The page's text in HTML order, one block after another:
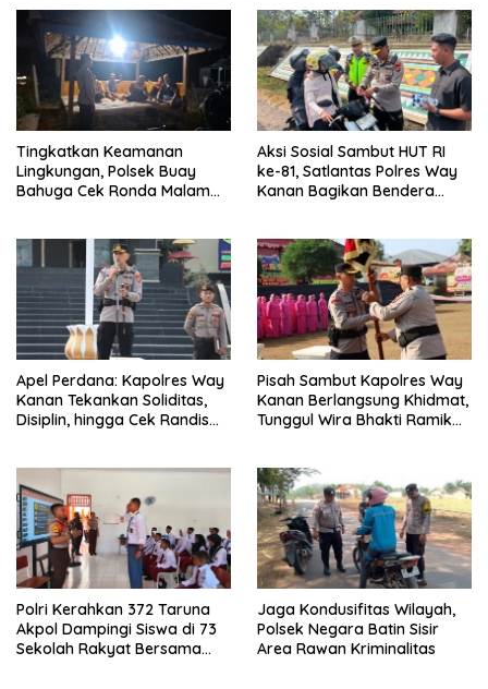
Tingkatkan Keamanan
Lingkungan, Polsek Buay
Bahuga Cek Ronda Malam
Aksi Sosial Sambut HUT RI
ke-81, Satlantas Polres Way
Kanan Bagikan Bendera
Apel Perdana: Kapolres Way
Kanan Tekankan Soliditas,
Disiplin, hingga Cek Randis
Pisah Sambut Kapolres Way
Kanan Berlangsung Khidmat,
Tunggul Wira Bhakti Ramik
Polri Kerahkan 372 Taruna
Akpol Dampingi Siswa di 73
Sekolah Rakyat Bersama
Jaga Kondusifitas Wilayah,
Polsek Negara Batin Sisir
Area Rawan Kriminalitas